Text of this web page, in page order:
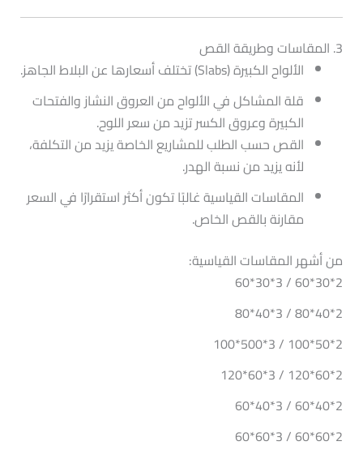
3. المقاسات وطريقة القص
الألواح الكبيرة (Slabs) تختلف أسعارها عن البلاط الجاهز.
قلة المشاكل في الألواح من العروق النشاز والفتحات
الكبيرة وعروق الكسر تزيد من سعر اللوح.
القص حسب الطلب للمشاريع الخاصة يزيد من التكلفة،
لأنه يزيد من نسبة الهدر.
المقاسات القياسية غالبًا تكون أكثر استقرارًا في السعر
مقارنة بالقص الخاص.
من أشهر المقاسات القياسية:
2*30*60 / 3*30*60
2*40*80 / 3*40*80
2*50*100 / 3*500*100
2*60*120 / 3*60*120
2*40*60 / 3*40*60
2*60*60 / 3*60*60